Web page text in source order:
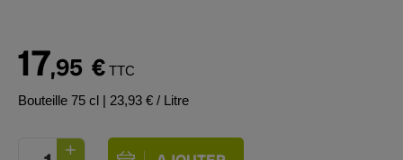
17,95 € TTC
Bouteille 75 cl | 23,93 € / Litre